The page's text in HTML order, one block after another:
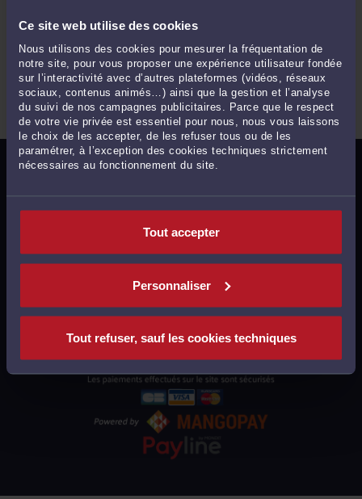
Ce site web utilise des cookies
Nous utilisons des cookies pour mesurer la fréquentation de
notre site, pour vous proposer une expérience utilisateur fondée
sur l’interactivité avec d’autres plateformes (vidéos, réseaux
sociaux, contenus animés…) ainsi que la gestion et l’analyse
du suivi de nos campagnes publicitaires. Parce que le respect
de votre vie privée est essentiel pour nous, nous vous laissons
le choix de les accepter, de les refuser tous ou de les
paramétrer, à l’exception des cookies techniques strictement
nécessaires au fonctionnement du site.
Tout accepter
Personnaliser
Tout refuser, sauf les cookies techniques
MENTIONS LÉGALES
POLITIQUE DE CONFIDENTIALITÉ
POLITIQUE DES COOKIES
CGU AVOCATS
CGUV UTILISATEURS
PLAN DU SITE
SUPPORT